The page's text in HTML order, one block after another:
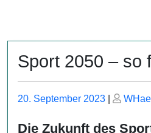
Sport 2050 – so
Posted
20. September 2023
Posted
Die Zukunft des